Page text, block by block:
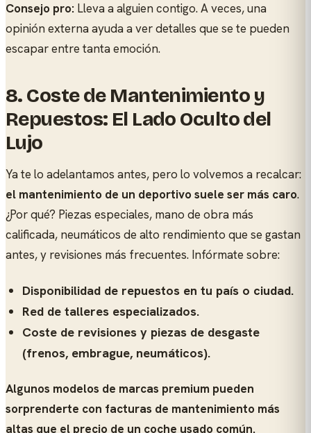
Consejo pro: Lleva a alguien contigo. A veces, una
opinión externa ayuda a ver detalles que se te pueden
escapar entre tanta emoción.
8. Coste de Mantenimiento y
Repuestos: El Lado Oculto del
Lujo
Ya te lo adelantamos antes, pero lo volvemos a recalcar:
el mantenimiento de un deportivo suele ser más caro.
¿Por qué? Piezas especiales, mano de obra más
calificada, neumáticos de alto rendimiento que se gastan
antes, y revisiones más frecuentes. Infórmate sobre:
Disponibilidad de repuestos en tu país o ciudad.
Red de talleres especializados.
Coste de revisiones y piezas de desgaste
(frenos, embrague, neumáticos).
Algunos modelos de marcas premium pueden
sorprenderte con facturas de mantenimiento más
altas que el precio de un coche usado común.